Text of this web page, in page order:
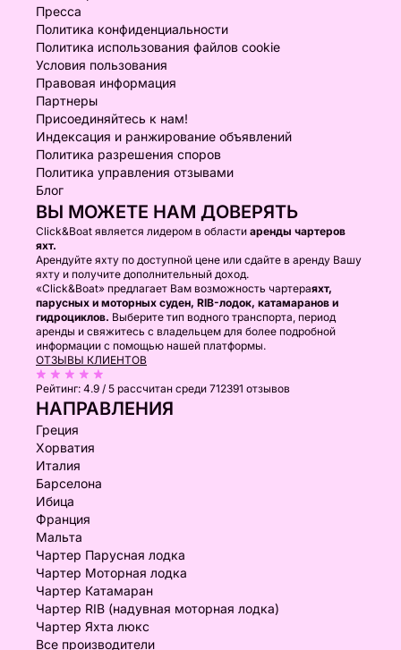
Пресса
Политика конфиденциальности
Политика использования файлов cookie
Условия пользования
Правовая информация
Партнеры
Присоединяйтесь к нам!
Индексация и ранжирование объявлений
Политика разрешения споров
Политика управления отзывами
Блог
ВЫ МОЖЕТЕ НАМ ДОВЕРЯТЬ
Click&Boat является лидером в области аренды чартеров
яхт.
Арендуйте яхту по доступной цене или сдайте в аренду Вашу
яхту и получите дополнительный доход.
«Click&Boat» предлагает Вам возможность чартераяхт,
парусных и моторных суден, RIB-лодок, катамаранов и
гидроциклов. Выберите тип водного транспорта, период
аренды и свяжитесь с владельцем для более подробной
информации с помощью нашей платформы.
ОТЗЫВЫ КЛИЕНТОВ
Рейтинг: 4.9 / 5 рассчитан среди 712391 отзывов
НАПРАВЛЕНИЯ
Греция
Хорватия
Италия
Барселона
Ибица
Франция
Мальта
Чартер Парусная лодка
Чартер Моторная лодка
Чартер Катамаран
Чартер RIB (надувная моторная лодка)
Чартер Яхта люкс
Все производители